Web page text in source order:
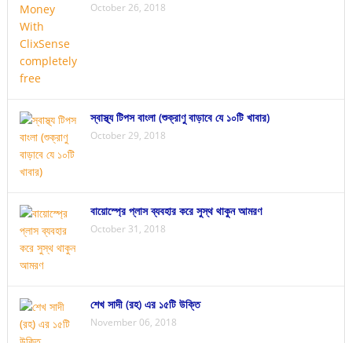
October 26, 2018
স্বাস্থ্য টিপস বাংলা (শুক্রাণু বাড়াবে যে ১০টি খাবার)
October 29, 2018
বায়োস্প্রে প্লাস ব্যবহার করে সুস্থ থাকুন আমরণ
October 31, 2018
শেখ সাদী (রহ) এর ১৫টি উক্তি
November 06, 2018